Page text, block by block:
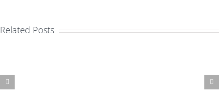
Related Posts